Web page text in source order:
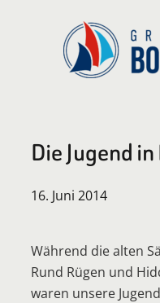
Die Jugend
16. Juni 2014
Während die alten
Rund Rügen und
waren unsere